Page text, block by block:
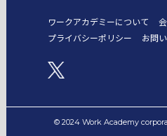
ワークアカデミーについて
プライバシーポリシー
お問
© 2024 Work Academy